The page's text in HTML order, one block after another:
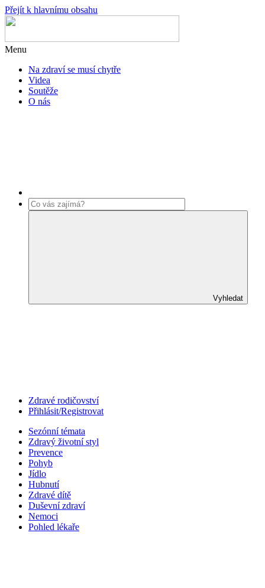
Přejít k hlavnímu obsahu
Menu
Na zdraví se musí chytře
Videa
Soutěže
O nás
Vyhledat
Zdravé rodičovství
Přihlásit/Registrovat
Sezónní témata
Zdravý životní styl
Prevence
Pohyb
Jídlo
Hubnutí
Zdravé dítě
Duševní zdraví
Nemoci
Pohled lékaře